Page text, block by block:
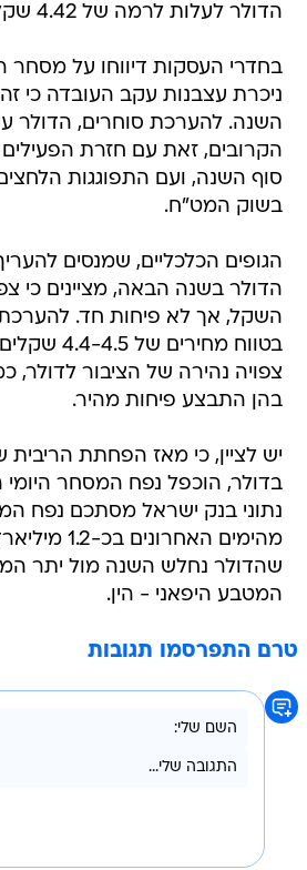
הדולר לעלות לרמה של 4.42 שקלים.
בחדרי העסקות דיווחו על מסחר
ניכרת עצבנות עקב העובדה כי
השנה. להערכת סוחרים, הדולר
הקרובים, זאת עם חזרת
סוף השנה, ועם התפוגגות
בשוק המט"ח.
הגופים הכלכליים, שמנסים
הדולר בשנה הבאה, מציינים כי
השקל, אך לא פיחות חד.
בטווח
צפויה נהירה של הציבור לדולר,
בהן התבצע פיחות מהיר.
יש לציין, כי מאז הפחתת הריבית
בדולר, הוכפל נפח המסחר היומי
נתוני בנק ישראל מסתכם נפח
מהימים
שהדולר נחלש השנה מול יתר
המטבע היפאני - הין.
טרם התפרסמו תגובות